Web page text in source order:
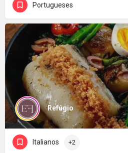
Portugueses
Refúgio
Italianos +2